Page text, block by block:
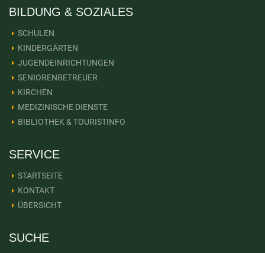
BILDUNG & SOZIALES
SCHULEN
KINDERGÄRTEN
JUGENDEINRICHTUNGEN
SENIORENBETREUER
KIRCHEN
MEDIZINISCHE DIENSTE
BIBLIOTHEK & TOURISTINFO
SERVICE
STARTSEITE
KONTAKT
ÜBERSICHT
SUCHE